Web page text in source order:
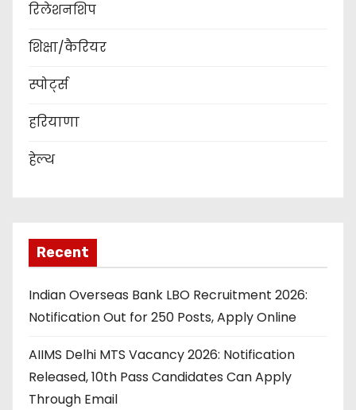
रिलेशनशिप
शिक्षा/कैरियर
स्पोर्ट्स
हरियाणा
हेल्थ
Recent
Indian Overseas Bank LBO Recruitment 2026:
Notification Out for 250 Posts, Apply Online
AIIMS Delhi MTS Vacancy 2026: Notification
Released, 10th Pass Candidates Can Apply
Through Email